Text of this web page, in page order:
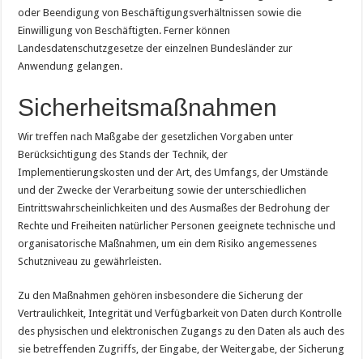
oder Beendigung von Beschäftigungsverhältnissen sowie die
Einwilligung von Beschäftigten. Ferner können
Landesdatenschutzgesetze der einzelnen Bundesländer zur
Anwendung gelangen.
Sicherheitsmaßnahmen
Wir treffen nach Maßgabe der gesetzlichen Vorgaben unter
Berücksichtigung des Stands der Technik, der
Implementierungskosten und der Art, des Umfangs, der Umstände
und der Zwecke der Verarbeitung sowie der unterschiedlichen
Eintrittswahrscheinlichkeiten und des Ausmaßes der Bedrohung der
Rechte und Freiheiten natürlicher Personen geeignete technische und
organisatorische Maßnahmen, um ein dem Risiko angemessenes
Schutzniveau zu gewährleisten.
Zu den Maßnahmen gehören insbesondere die Sicherung der
Vertraulichkeit, Integrität und Verfügbarkeit von Daten durch Kontrolle
des physischen und elektronischen Zugangs zu den Daten als auch des
sie betreffenden Zugriffs, der Eingabe, der Weitergabe, der Sicherung